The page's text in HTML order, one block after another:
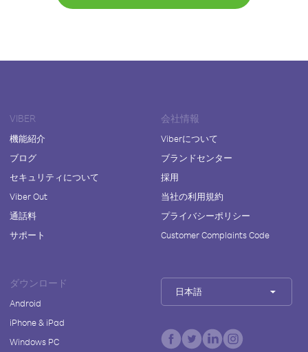
VIBER
機能紹介
ブログ
セキュリティについて
Viber Out
通話料
サポート
会社情報
Viberについて
ブランドセンター
採用
当社の利用規約
プライバシーポリシー
Customer Complaints Code
ダウンロード
Android
iPhone & iPad
Windows PC
日本語